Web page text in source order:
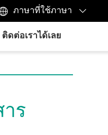
ภาษาที่ใช้ภาษา 
ติดต่อเราได้เลย
ร